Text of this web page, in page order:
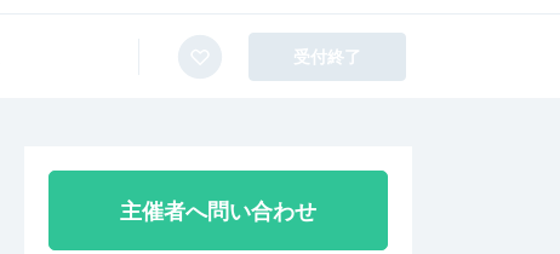
受付終了
主催者へ問い合わせ